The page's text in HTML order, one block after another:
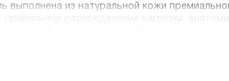
из натуральной кожи
Молнии и другая фурнитура
простым и приятным. Мы стираем границы: